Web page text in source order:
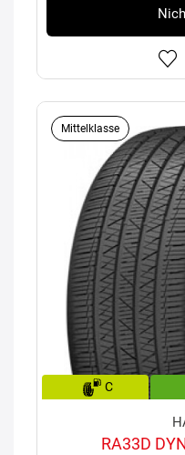
Mittelklasse
C
RA33D